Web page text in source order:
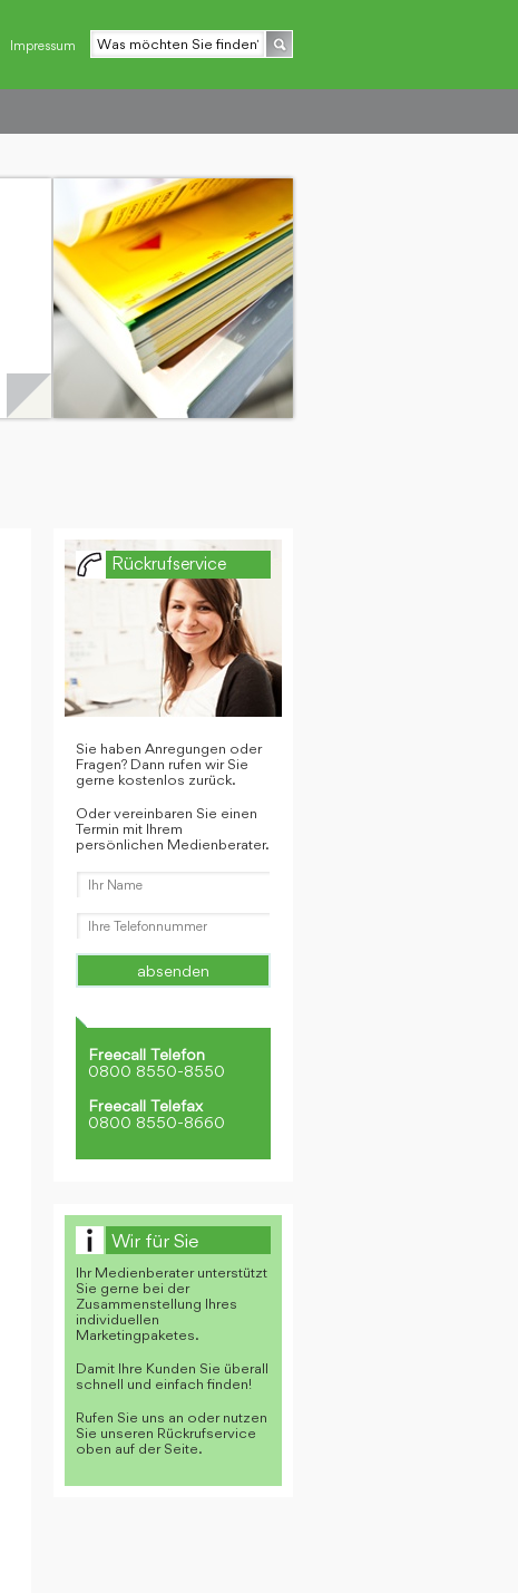
Impressum
Rückrufservice
Sie haben Anregungen oder
Fragen? Dann rufen wir Sie
gerne kostenlos zurück.
Oder vereinbaren Sie einen
Termin mit Ihrem
persönlichen Medienberater.
Freecall Telefon
0800 8550-8550
Freecall Telefax
0800 8550-8660
Wir für Sie
Ihr Medienberater unterstützt
Sie gerne bei der
Zusammenstellung Ihres
individuellen
Marketingpaketes.
Damit Ihre Kunden Sie überall
schnell und einfach finden!
Rufen Sie uns an oder nutzen
Sie unseren Rückrufservice
oben auf der Seite.